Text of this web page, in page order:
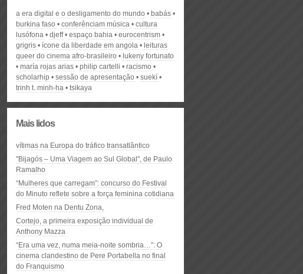
a era digital e o desligamento do mundo
babás
burkina faso
conferênciam música
cultura
lusófona
djeff espaço bahia
eurocentrism
grigris
ícone da liberdade em angola
leituras
queer do cinema afro-brasileiro
lukeny fortunato
maría rojas arias
philip cartelli
racismo
scholarhip
sessão de apresentação
suekí
trinh t. minh-ha
tsikaya
Mais lidos
vítimas na Europa do tráfico transatlântico
"Bijagós – Uma Viagem ao Sul Global", de Paulo
Ramalho
“Mulheres que carregam”: concurso do Festival
do Minuto reflete sobre a força feminina cotidiana
Fred Moten na Dentu Zona,
Cortejo, a primeira exposição individual de
Anthony Mazza
“Era uma vez, numa meia-noite sombria…”: O
cinema clandestino de Pere Portabella no final
do Franquismo